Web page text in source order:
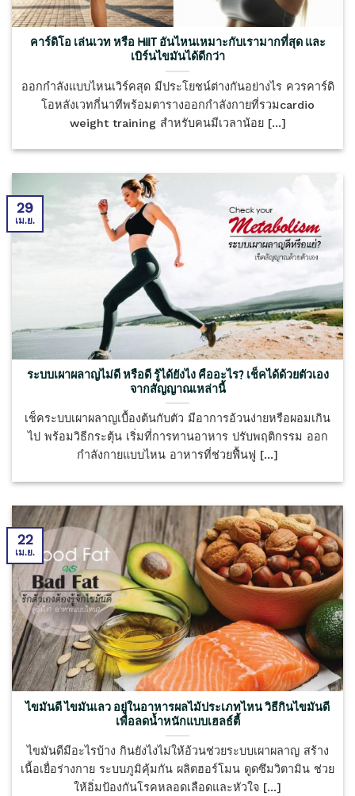
คาร์ดิโอ เล่นเวท หรือ HIIT อันไหนเหมาะกับเรามากที่สุด และ
เบิร์นไขมันได้ดีกว่า
ออกกำลังแบบไหนเวิร์คสุด มีประโยชน์ต่างกันอย่างไร ควรคาร์ดิ
โอหลังเวทกี่นาทีพร้อมตารางออกกำลังกายที่รวมcardio
weight training สำหรับคนมีเวลาน้อย [...]
ระบบเผาผลาญไม่ดี หรือดี รู้ได้ยังไง คืออะไร? เช็คได้ด้วยตัวเอง
จากสัญญาณเหล่านี้
เช็คระบบเผาผลาญเบื้องต้นกับตัว มีอาการอ้วนง่ายหรือผอมเกิน
ไป พร้อมวิธีกระตุ้น เริ่มที่การทานอาหาร ปรับพฤติกรรม ออก
กำลังกายแบบไหน อาหารที่ช่วยฟื้นฟู [...]
29
เม.ย.
ไขมันดี ไขมันเลว อยู่ในอาหารผลไม้ประเภทไหน วิธีกินไขมันดี
เพื่อลดน้ำหนักแบบเฮลธ์ตี้
ไขมันดีมีอะไรบ้าง กินยังไงไม่ให้อ้วนช่วยระบบเผาผลาญ สร้าง
เนื้อเยื่อร่างกาย ระบบภูมิคุ้มกัน ผลิตฮอร์โมน ดูดซึมวิตามิน ช่วย
ให้อิ่มป้องกันโรคหลอดเลือดและหัวใจ [...]
22
เม.ย.